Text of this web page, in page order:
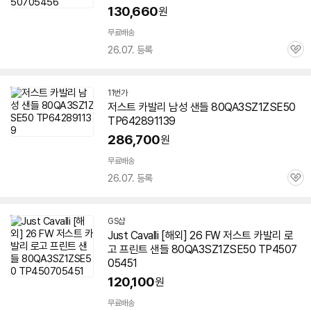
130,660원
무료배송
26.07. 등록
관
11번가
저스트 카발리 남성 샌들 80QA3SZ1ZSE50
TP642891139
286,700원
무료배송
26.07. 등록
관
GS샵
Just Cavalli [해외] 26 FW 저스트 카발리 로
고 프린트 샌들 80QA3SZ1ZSE50 TP4507
05451
120,100원
무료배송